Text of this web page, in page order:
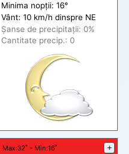
Minima nopții: 16°
Vânt: 10 km/h dinspre NE
Șanse de precipitații: 0%
Cantitate precip.: 0
Max:32˚ - Min:16˚ +